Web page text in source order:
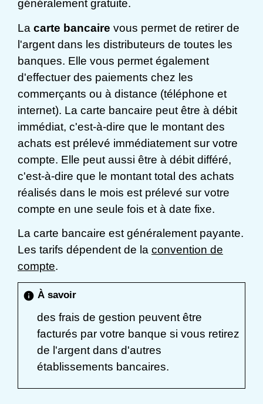
généralement gratuite.
La carte bancaire vous permet de retirer de
l'argent dans les distributeurs de toutes les
banques. Elle vous permet également
d'effectuer des paiements chez les
commerçants ou à distance (téléphone et
internet). La carte bancaire peut être à débit
immédiat, c'est-à-dire que le montant des
achats est prélevé immédiatement sur votre
compte. Elle peut aussi être à débit différé,
c'est-à-dire que le montant total des achats
réalisés dans le mois est prélevé sur votre
compte en une seule fois et à date fixe.
La carte bancaire est généralement payante.
Les tarifs dépendent de la convention de
compte.
info À savoir
des frais de gestion peuvent être
facturés par votre banque si vous retirez
de l'argent dans d'autres
établissements bancaires.